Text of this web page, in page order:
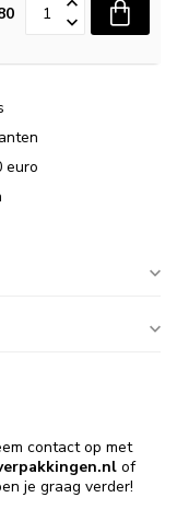
euro
contact op met
of
je graag verder!